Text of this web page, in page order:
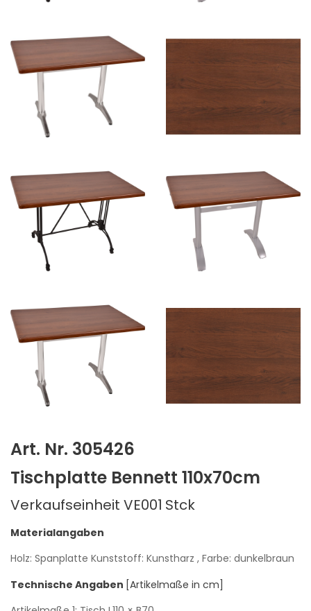
Art. Nr. 305426
Tischplatte Bennett 110x70cm
Verkaufseinheit VE001 Stck
Materialangaben
Holz: Spanplatte Kunststoff: Kunstharz , Farbe: dunkelbraun
Technische Angaben [Artikelmaße in cm]